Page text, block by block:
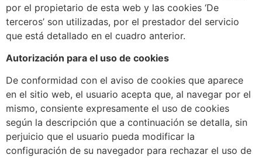
por el propietario de esta web y las cookies ‘De
terceros’ son utilizadas, por el prestador del servicio
que está detallado en el cuadro anterior.
Autorización para el uso de cookies
De conformidad con el aviso de cookies que aparece
en el sitio web, el usuario acepta que, al navegar por el
mismo, consiente expresamente el uso de cookies
según la descripción que a continuación se detalla, sin
perjuicio que el usuario pueda modificar la
configuración de su navegador para rechazar el uso de